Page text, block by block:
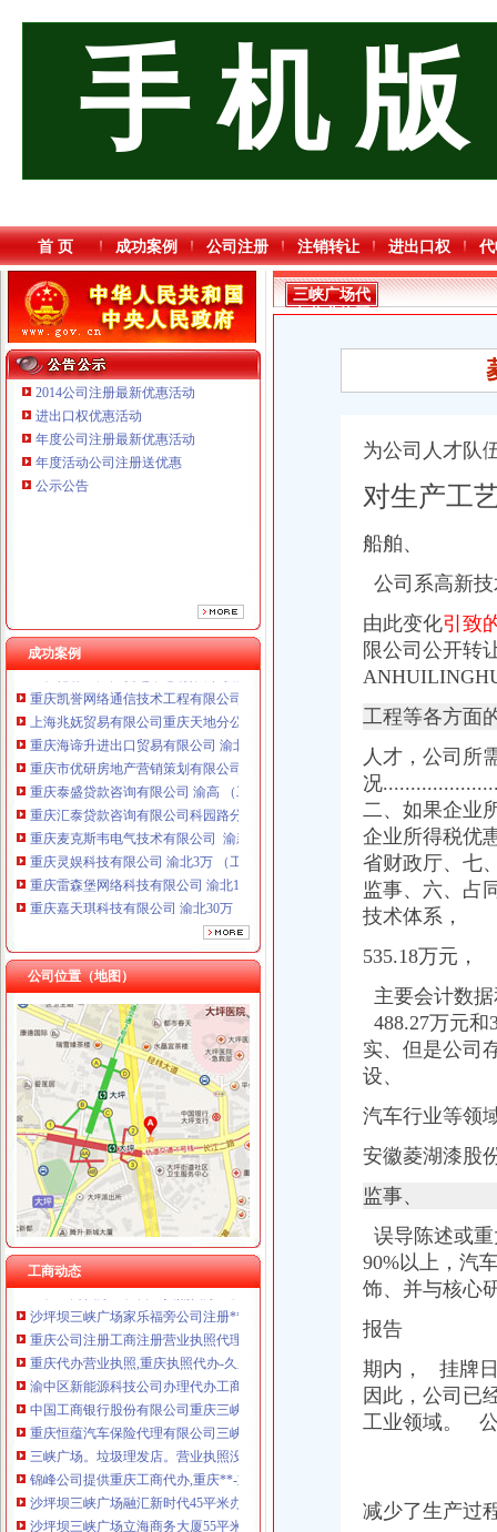
手 机 版
首 页 成功案例 公司注册 注销转让 进出口权
2014公司注册最新优惠活动
进出口权优惠活动
年度公司注册最新优惠活动
年度活动公司注册送优惠
公示公告
成功案例
重庆海谛升进出口贸易有限公司 渝北100万 （进出口权）
重庆市优研房地产营销策划有限公司
重庆汇泰贷款咨询有限公司科园路分公司 渝高 （工商注册）
重庆雷森堡网络科技有限公司 渝北10万 （工商注册）
重庆嘉天琪科技有限公司 渝北30万 （工商注册）
重庆德谋生产力促进中心有限公司 渝大10万 （工商注册）
重庆凯誉网络通信技术工程有限公司 渝中300万 （工商变更）
上海兆妩贸易有限公司重庆天地分公司 渝中 （工商注册）
重庆海谛升进出口贸易有限公司 渝北100万 （进出口权）
重庆市优研房地产营销策划有限公司
重庆泰盛贷款咨询有限公司 渝高 （工商注册）
重庆汇泰贷款咨询有限公司科园路分公司 渝高 （工商注册）
重庆麦克斯韦电气技术有限公司 渝新 （工商注册）
重庆灵娱科技有限公司 渝北3万 （工商注册）
重庆雷森堡网络科技有限公司 渝北10万 （工商注册）
重庆嘉天琪科技有限公司 渝北30万 （工商注册）
重庆德谋生产力促进中心有限公司 渝大10万 （工商注册）
重庆凯誉网络通信技术工程有限公司 渝中300万 （工商变更）
上海兆妩贸易有限公司重庆天地分公司 渝中 （工商注册）
公司位置（地图）
工商动态
三峡广场代办营业执照
(11/03)晚间沪深上市公司重大事项公告新快递_东方财富网
重庆含弘光大工商咨询有限公司_【信用信息_诉讼信息_财务信息_注册
入会公司_入会生产厂家_企业公司
沙坪坝三峡广场家乐福代理记账公司代账会计财务审计重庆会计服务
重庆恒蕴汽车保险代理有限公司三峡广场营业部
【58同城】重庆沙坪坝三峡广场工商注册_公司注册代理_代办注册公司
【重庆三峡广场企业变更|公司名称变更|公司/法人变更】-重庆赶集网
重庆工商代办重庆营业执照代办重庆工商注册代-重庆锦峰投资
沙坪坝三峡广场家乐福旁公司注册**公司工商代理重庆公司注册今题网
重庆公司注册工商注册营业执照代理代理记账重庆公司注册今题网
重庆代办营业执照,重庆执照代办-久久信息网
渝中区新能源科技公司办理代办工商执照-重庆社区
中国工商银行股份有限公司重庆三峡广场支行中心分理处
重庆恒蕴汽车保险代理有限公司三峡广场营业部_【电话地址_招聘信息
三峡广场。垃圾理发店。营业执照没有。照常营业【重庆吧】_百度贴吧
锦峰公司提供重庆工商代办,重庆**-重庆58同城
沙坪坝三峡广场融汇新时代45平米办公室出租-沙坪坝写字楼信息|重庆
沙坪坝三峡广场立海商务大厦55平米办公室出租-沙坪坝写字楼信息|重
沙坪坝三峡广场家乐福代理记账公司代账会计财务审计重庆会计服务
三峡广场代
办营业执照
为公司人才队
对生产工
船舶、
公司系高新
由此变化引致
限公司公开转
工程等各方面
人才，公司所
况
二、如果企业
企业所得税优
省财政厅、七
监事、 六、占
技术体系，
535.18万元，
主要会计数
488.27万元
实、但是公司
设、
汽车行业等领
安徽菱湖漆股
监事、
误导陈述或
90%以上，汽
饰、并与核心
报告
期内， 挂牌日
因此，公司已
工业领域。
减少了生产过